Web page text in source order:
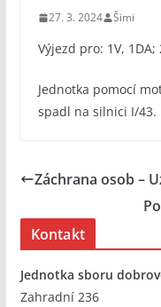
27. 3. 2024 Šimi
Výjezd pro: 1V, 1DA;
Jednotka pomocí
spadl na silnici I/43.
Záchrana osob –
Kontakt
Jednotka sboru
Zahradní 236